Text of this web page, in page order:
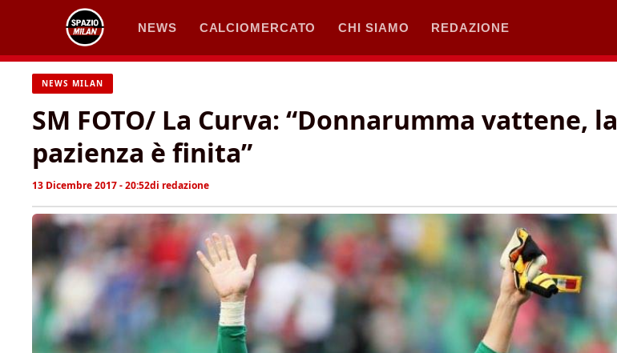
contenuto
NEWS CALCIOMERCATO CHI SIAMO REDAZIONE
NEWS MILAN
SM FOTO/ La Curva: “Donnarumma vattene, la
pazienza è finita”
13 Dicembre 2017 - 20:52di redazione